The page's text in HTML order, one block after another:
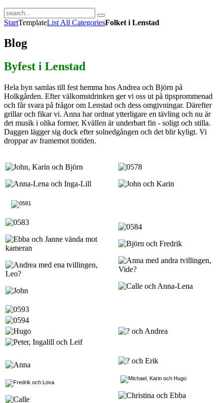
StartTemplateList All CategoriesFolket i Lenstad
Blog
Byfest i Lenstad
Hela byn samlas till fest hemma hos Andrea och Björn på
Holkgården. Efter välkomstdrinken ger vi oss ut på tipsprommenad
och får svara på frågor om Lenstad och dess omgivningar. Därefter
grillar och fikar vi. Anna har ordnat ytterligare en tävling och nu är
det musik i olika former. Kvällen är underbart fin - soligt och stilla.
Daggen lägger sig dock efter solnedgången och det blir kyligt. Vi
droppar av framemot tiotiden.